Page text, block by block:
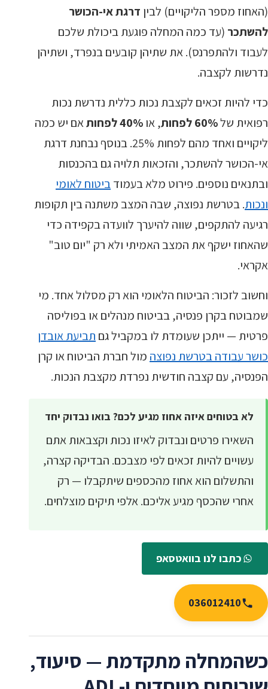
(האחוז מספר הליקויים) לבין דרגת אי-הכושר
להשתכר (עד כמה המחלה פוגעת ביכולת שלכם
לעבוד ולהתפרנס). את שתיהן קובעים בנפרד, ושתיהן
נדרשות לקצבה.
כדי להיות זכאים לקצבת נכות כללית נדרשת נכות
רפואית של60% לפחות , או40% לפחות
אם יש כמה
ליקויים ואחד מהם לפחות 25%. בנוסף נבחנת דרגת
אי-הכושר להשתכר, והזכאות תלויה גם בהכנסות
ובתנאים נוספים. פירוט מלא בעמודביטוח לאומי
ונכות. בטרשת נפוצה, שבה המצב משתנה בין תקופות
רגיעה להתקפים, שווה להיערך לוועדה בקפידה כדי
שהאחוז ישקף את המצב האמיתי ולא רק "יום טוב"
אקראי.
וחשוב לזכור: הביטוח הלאומי הוא רק מסלול אחד. מי
שמבוטח בקרן פנסיה, בביטוח מנהלים או בפוליסה
פרטית — ייתכן שעומדת לו במקביל גם תביעת אובדן
כושר עבודה בטרשת נפוצה מול חברת הביטוח או קרן
הפנסיה, עם קצבה חודשית נפרדת מקצבת הנכות.
לא בטוחים איזה אחוז מגיע לכם? בואו נבדוק יחד
השאירו פרטים ונבדוק לאיזו נכות וקצבאות אתם
עשויים להיות זכאים לפי מצבכם. הבדיקה קצרה,
והתשלום הוא אחוז מהכספים שיתקבלו — רק
אחרי שהכסף מגיע אליכם. אלפי תיקים מוצלחים.
כתבו לנו בוואטסאפ
036012410
כשהמחלה מתקדמת — סיעוד,